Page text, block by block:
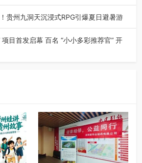
区运营、小区物业管理、建筑工地施
还是举办各…
贵州九洞天沉浸式RPG引爆夏日避暑游
旧。而在毕节深处的九洞天景区，贵
浸式RPG…
项目首发启幕 百名 “小小多彩推荐官” 开